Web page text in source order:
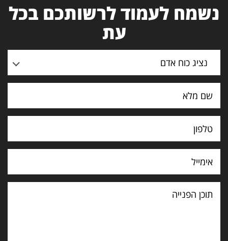
נשמח לעמוד לרשותכם בכל
עת
נציג כוח אדם
תוכן
הפנייה